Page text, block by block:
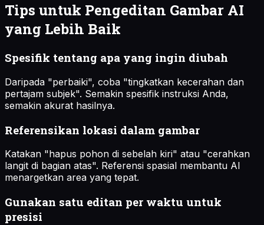
Tips untuk Pengeditan Gambar AI
yang Lebih Baik
Spesifik tentang apa yang ingin diubah
Daripada "perbaiki", coba "tingkatkan kecerahan dan
pertajam subjek". Semakin spesifik instruksi Anda,
semakin akurat hasilnya.
Referensikan lokasi dalam gambar
Katakan "hapus pohon di sebelah kiri" atau "cerahkan
langit di bagian atas". Referensi spasial membantu AI
menargetkan area yang tepat.
Gunakan satu editan per waktu untuk
presisi